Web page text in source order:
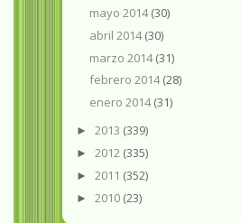
mayo 2014(30)
abril 2014(30)
marzo 2014(31)
febrero 2014(28)
enero 2014(31)
► 2013 (339)
► 2012 (335)
► 2011 (352)
► 2010 (23)